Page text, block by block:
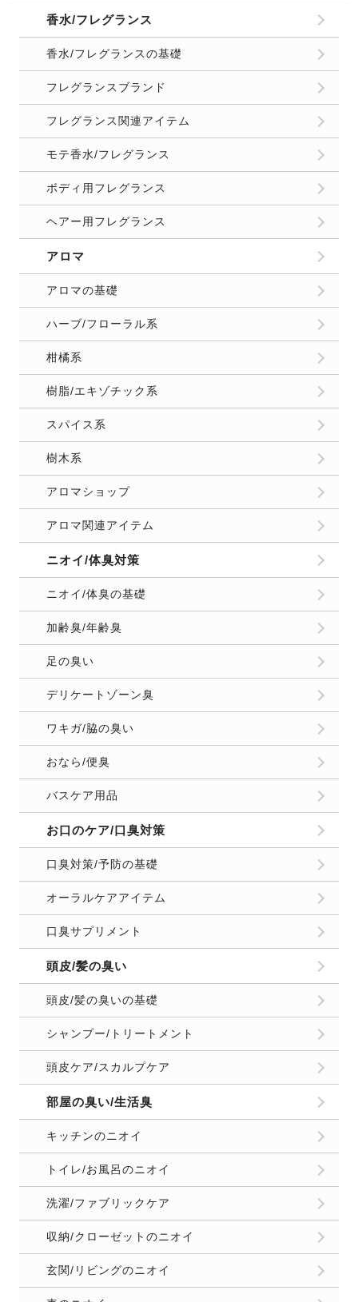
香水/フレグランス
香水/フレグランスの基礎
フレグランスブランド
フレグランス関連アイテム
モテ香水/フレグランス
ボディ用フレグランス
ヘアー用フレグランス
アロマ
アロマの基礎
ハーブ/フローラル系
柑橘系
樹脂/エキゾチック系
スパイス系
樹木系
アロマショップ
アロマ関連アイテム
ニオイ/体臭対策
ニオイ/体臭の基礎
加齢臭/年齢臭
足の臭い
デリケートゾーン臭
ワキガ/脇の臭い
おなら/便臭
バスケア用品
お口のケア/口臭対策
口臭対策/予防の基礎
オーラルケアアイテム
口臭サプリメント
頭皮/髪の臭い
頭皮/髪の臭いの基礎
シャンプー/トリートメント
頭皮ケア/スカルプケア
部屋の臭い/生活臭
キッチンのニオイ
トイレ/お風呂のニオイ
洗濯/ファブリックケア
収納/クローゼットのニオイ
玄関/リビングのニオイ